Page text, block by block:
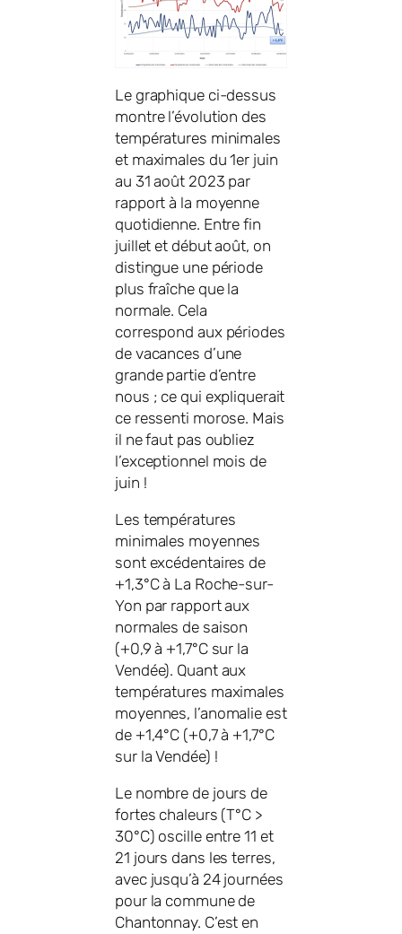
Le graphique ci-dessus
montre l’évolution des
températures minimales
et maximales du 1er juin
au 31 août 2023 par
rapport à la moyenne
quotidienne. Entre fin
juillet et début août, on
distingue une période
plus fraîche que la
normale. Cela
correspond aux périodes
de vacances d’une
grande partie d’entre
nous ; ce qui expliquerait
ce ressenti morose. Mais
il ne faut pas oubliez
l’exceptionnel mois de
juin !
Les températures
minimales moyennes
sont excédentaires de
+1,3°C à La Roche-sur-
Yon par rapport aux
normales de saison
(+0,9 à +1,7°C sur la
Vendée). Quant aux
températures maximales
moyennes, l’anomalie est
de +1,4°C (+0,7 à +1,7°C
sur la Vendée) !
Le nombre de jours de
fortes chaleurs (T°C >
30°C) oscille entre 11 et
21 jours dans les terres,
avec jusqu’à 24 journées
pour la commune de
Chantonnay. C’est en